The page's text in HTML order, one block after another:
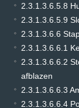
2.3.1.3.6.5.8
2.3.1.3.6.5.9
2.3.1.3.6.6
2.3.1.3.6.6.1
2.3.1.3.6.6.2
afblazen
2.3.1.3.6.6.3
2.3.1.3.6.6.4